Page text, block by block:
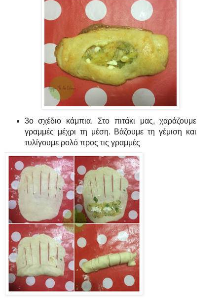
3ο σχέδιο κάμπια. Στο πιτάκι μας, χαράζουμε
γραμμές μέχρι τη μέση. Βάζουμε τη γέμιση και
τυλίγουμε ρολό προς τις γραμμές